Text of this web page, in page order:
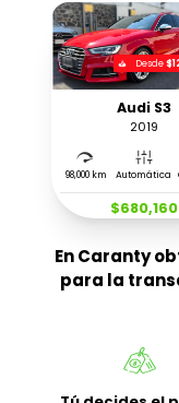
Desde
Audi S3
2019
98,000 km Automática
$680,160
En Caranty
para la